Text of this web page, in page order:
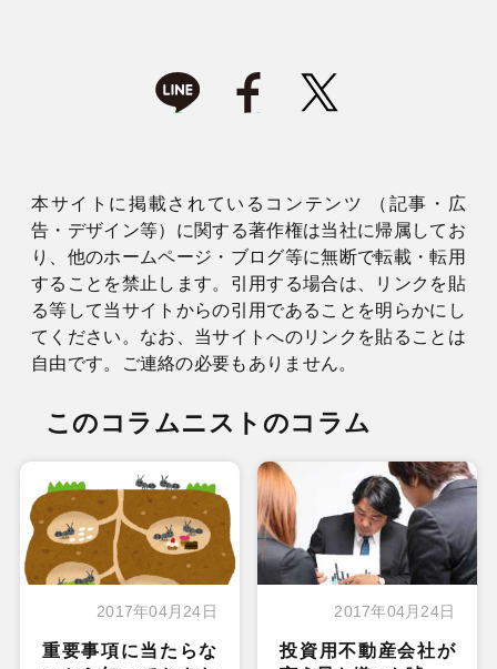
本サイトに掲載されているコンテンツ （記事・広
告・デザイン等）に関する著作権は当社に帰属してお
り、他のホームページ・ブログ等に無断で転載・転用
することを禁止します。引用する場合は、リンクを貼
る等して当サイトからの引用であることを明らかにし
てください。なお、当サイトへのリンクを貼ることは
自由です。ご連絡の必要もありません。
このコラムニストのコラム
2017年04月24日
重要事項に当たらな
2017年04月24日
投資用不動産会社が